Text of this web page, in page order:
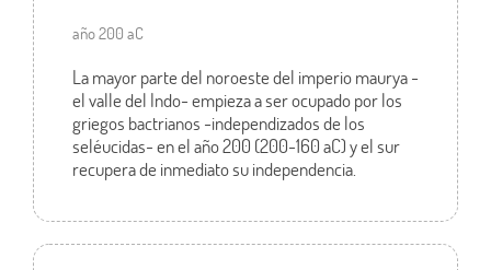
año 200 aC
La mayor parte del noroeste del imperio maurya -
el valle del Indo- empieza a ser ocupado por los
griegos bactrianos -independizados de los
seléucidas- en el año 200 (200-160 aC) y el sur
recupera de inmediato su independencia.